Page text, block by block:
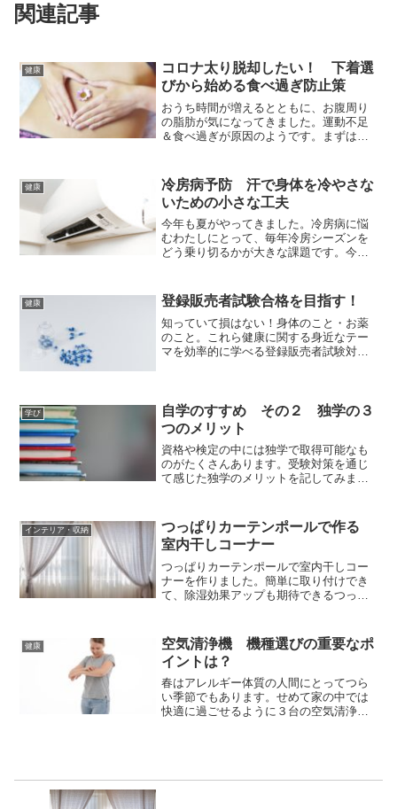
関連記事
健康
コロナ太り脱却したい！ 下着選
びから始める食べ過ぎ防止策
おうち時間が増えるとともに、お腹周り
の脂肪が気になってきました。運動不足
＆食べ過ぎが原因のようです。まずはこ
た。
健康
冷房病予防 汗で身体を冷やさな
いための小さな工夫
今年も夏がやってきました。冷房病に悩
むわたしにとって、毎年冷房シーズンを
どう乗り切るかが大きな課題です。今年
みた感想を記します。
健康 登録販売者試験合格を目指す！
知っていて損はない！身体のこと・お薬
のこと。これら健康に関する身近なテー
マを効率的に学べる登録販売者試験対策
学び
自学のすすめ その２ 独学の３
つのメリット
資格や検定の中には独学で取得可能なも
のがたくさんあります。受験対策を通じ
て感じた独学のメリットを記してみまし
インテリア・収納
つっぱりカーテンポールで作る
室内干しコーナー
つっぱりカーテンポールで室内干しコー
ナーを作りました。簡単に取り付けでき
て、除湿効果アップも期待できるつっぱ
健康
空気清浄機 機種選びの重要なポ
イントは？
春はアレルギー体質の人間にとってつら
い季節でもあります。せめて家の中では
快適に過ごせるように３台の空気清浄機